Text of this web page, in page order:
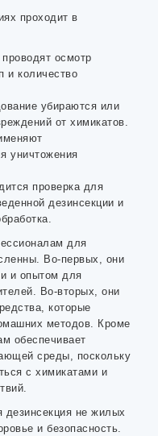
проходит в
осмотр
и количество
убираются или
от химикатов.
уничтожения
проверка для
дезинсекции и
для
Во-первых, они
и опытом для
Во-вторых, они
которые
методов. Кроме
обеспечивает
среды, поскольку
с химикатами и
дезинсекция не жилых
и безопасность.